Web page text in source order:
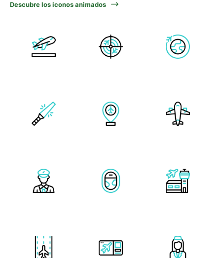
Descubre los iconos animados